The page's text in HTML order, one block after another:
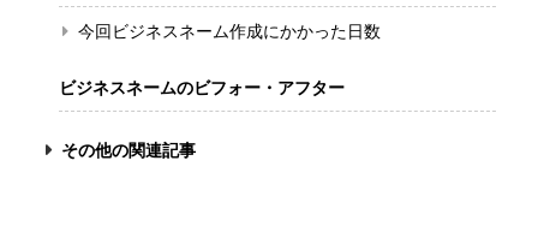
今回ビジネスネーム作成にかかった日数
ビジネスネームのビフォー・アフター
その他の関連記事